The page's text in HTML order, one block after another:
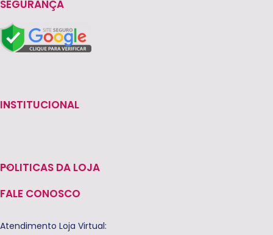
SEGURANÇA
INSTITUCIONAL
POLITICAS DA LOJA
FALE CONOSCO
Atendimento Loja Virtual: